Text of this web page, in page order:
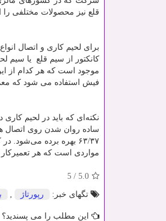
قلع نیز محصولات مختلفی
برای لحیم کاری و اتصال
کانکتور از سیم قلع یا سیم
موجود است که هر کدام از
فیش استفاده می شود که
نکته‌ای که باید در لحیم‌
ساده روان شدن روی اتصال
۶۳/۳۷ بهره برده می‌شود. در
مواردی است که هر تعمیرکار
5.0
/
5
تگهای خبر:
رپورتاژ
این مطلب را می پسندید؟